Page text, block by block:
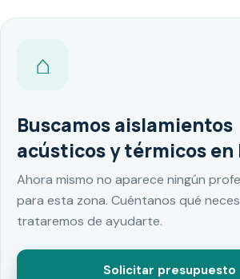
⌂
Buscamos aislamientos
acústicos y térmicos en
Ahora mismo no aparece ningún
para esta zona. Cuéntanos qué
trataremos de ayudarte.
Solicitar presupuesto